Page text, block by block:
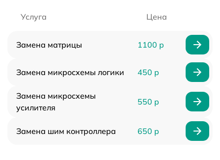
Услуга Цена
Замена матрицы 1100 р
Замена микросхемы логики 450 р
Замена микросхемы
усилителя
550 р
Замена шим контроллера 650 р